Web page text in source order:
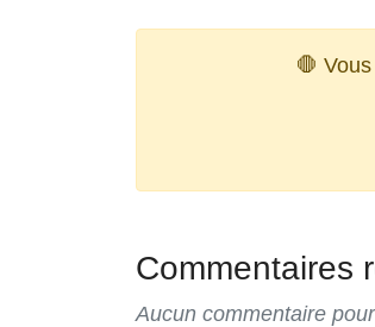
🛑
Commentaires
Aucun commentaire